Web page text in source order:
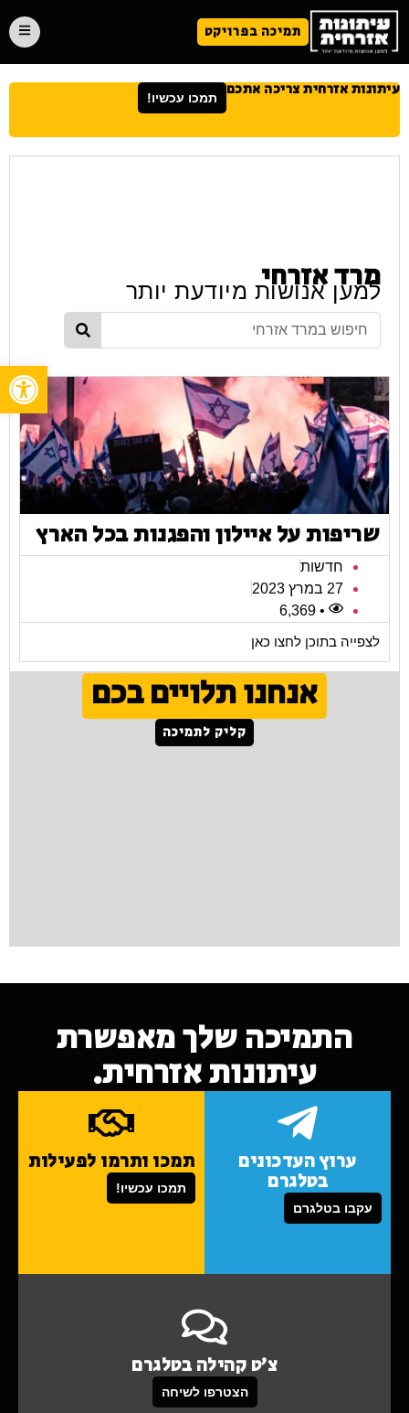
תמיכה בפרויקט
עיתונות אזרחית צריכה אתכם תמכו עכשיו!
מרד אזרחי
למען אנושות מיודעת יותר
שריפות על איילון והפגנות בכל הארץ
חדשות
27 במרץ 2023
• 6,369
לצפייה בתוכן לחצו כאן
אנחנו תלויים בכם
קליק לתמיכה
התמיכה שלך מאפשרת
עיתונות אזרחית.
ערוץ העדכונים
בטלגרם
עקבו בטלגרם
תמכו ותרמו לפעילות
תמכו עכשיו!
צ'ט קהילה בטלגרם
הצטרפו לשיחה